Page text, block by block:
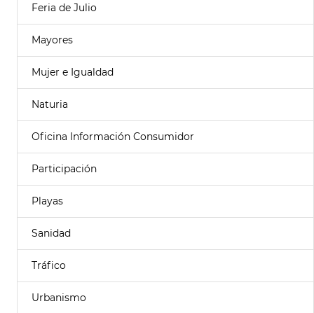
Feria de Julio
Mayores
Mujer e Igualdad
Naturia
Oficina Información Consumidor
Participación
Playas
Sanidad
Tráfico
Urbanismo